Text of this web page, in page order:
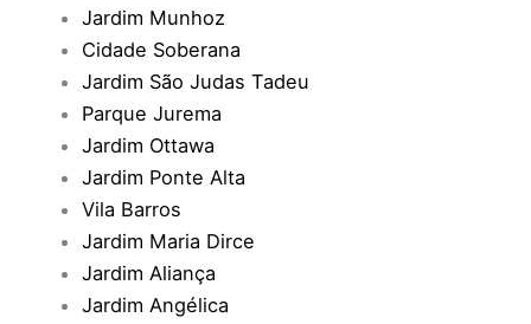
Jardim Munhoz
Cidade Soberana
Jardim São Judas Tadeu
Parque Jurema
Jardim Ottawa
Jardim Ponte Alta
Vila Barros
Jardim Maria Dirce
Jardim Aliança
Jardim Angélica